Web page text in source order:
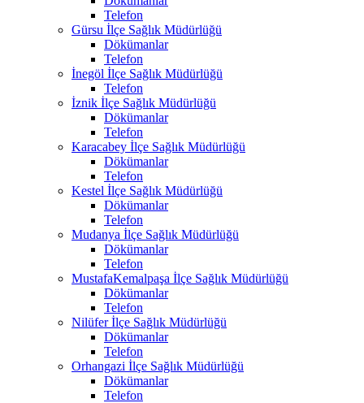
Telefon
Gürsu İlçe Sağlık Müdürlüğü
Dökümanlar
Telefon
İnegöl İlçe Sağlık Müdürlüğü
Telefon
İznik İlçe Sağlık Müdürlüğü
Dökümanlar
Telefon
Karacabey İlçe Sağlık Müdürlüğü
Dökümanlar
Telefon
Kestel İlçe Sağlık Müdürlüğü
Dökümanlar
Telefon
Mudanya İlçe Sağlık Müdürlüğü
Dökümanlar
Telefon
MustafaKemalpaşa İlçe Sağlık Müdürlüğü
Dökümanlar
Telefon
Nilüfer İlçe Sağlık Müdürlüğü
Dökümanlar
Telefon
Orhangazi İlçe Sağlık Müdürlüğü
Dökümanlar
Telefon